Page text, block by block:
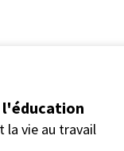
l'éducation
la vie au travail